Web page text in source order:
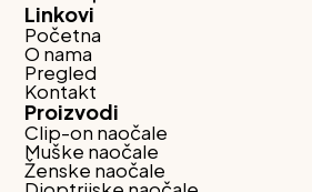
Linkovi
Početna
O nama
Pregled
Kontakt
Proizvodi
Clip-on naočale
Muške naočale
Ženske naočale